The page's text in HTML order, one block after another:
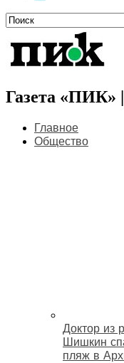
Газета «ПИК»
Главное
Общество
Доктор из
Шишкин
пляж в